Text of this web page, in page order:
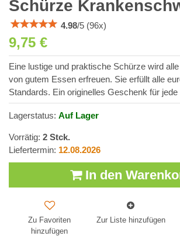
Schürze
4.98/5 (96x)
9,75 €
Eine lustige und praktische Schürze wird
von gutem Essen erfreuen. Sie erfüllt alle
Standards. Ein originelles Geschenk für
Lagerstatus: Auf Lager
Vorrätig: 2 Stck.
Liefertermin: 12.08.2026
In den
Zu Favoriten
hinzufügen
Zur Liste hinzufügen